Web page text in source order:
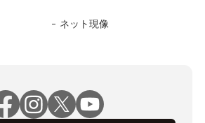
ネット現像